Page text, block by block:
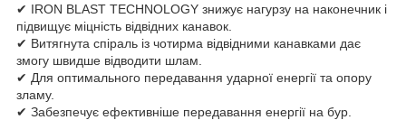
✔ IRON BLAST TECHNOLOGY знижує нагурзу на наконечник і
підвищує міцність відвідних канавок.
✔ Витягнута спіраль із чотирма відвідними канавками дає
змогу швидше відводити шлам.
✔ Для оптимального передавання ударної енергії та опору
зламу.
✔ Забезпечує ефективніше передавання енергії на бур.